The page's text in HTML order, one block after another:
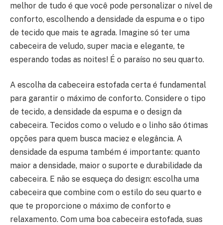
melhor de tudo é que você pode personalizar o nível de
conforto, escolhendo a densidade da espuma e o tipo
de tecido que mais te agrada. Imagine só ter uma
cabeceira de veludo, super macia e elegante, te
esperando todas as noites! É o paraíso no seu quarto.
A escolha da cabeceira estofada certa é fundamental
para garantir o máximo de conforto. Considere o tipo
de tecido, a densidade da espuma e o design da
cabeceira. Tecidos como o veludo e o linho são ótimas
opções para quem busca maciez e elegância. A
densidade da espuma também é importante: quanto
maior a densidade, maior o suporte e durabilidade da
cabeceira. E não se esqueça do design: escolha uma
cabeceira que combine com o estilo do seu quarto e
que te proporcione o máximo de conforto e
relaxamento. Com uma boa cabeceira estofada, suas